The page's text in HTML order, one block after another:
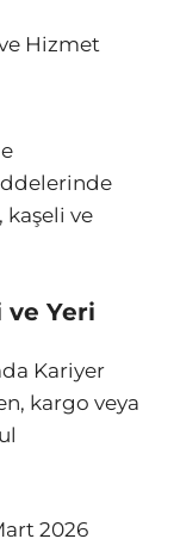
Hizmet
kaşeli ve
ve Yeri
Kariyer
kargo veya
2026